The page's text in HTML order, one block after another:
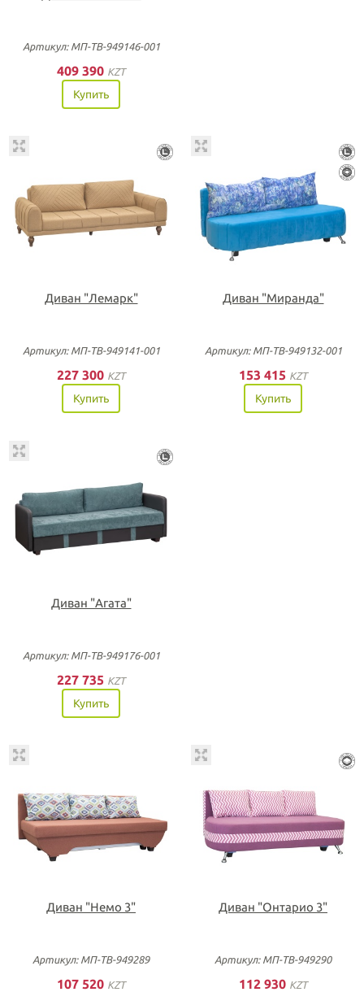
Артикул: МП-ТВ-949146-001
409 390 KZT
Купить
Диван "Лемарк"
Артикул: МП-ТВ-949141-001
227 300 KZT
Купить
Диван "Миранда"
Артикул: МП-ТВ-949132-001
153 415 KZT
Купить
Диван "Агата"
Артикул: МП-ТВ-949176-001
227 735 KZT
Купить
Диван "Немо 3"
Артикул: МП-ТВ-949289
107 520 KZT
Диван "Онтарио 3"
Артикул: МП-ТВ-949290
112 930 KZT